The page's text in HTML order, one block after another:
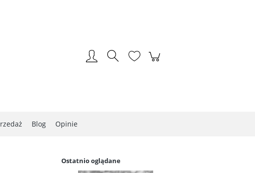
Blog Opinie
Ostatnio oglądane